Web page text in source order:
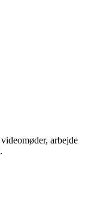
arbejde